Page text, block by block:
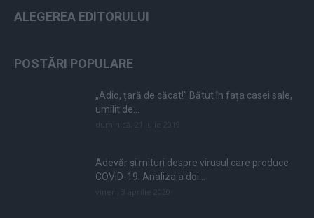
ALEGEREA EDITORULUI
POSTĂRI POPULARE
„Adio, țară de căcat!” Bătut în fața casei sale,
umilit de...
Adevăr și mituri despre virusul care produce
COVID-19. Analiza a doi...